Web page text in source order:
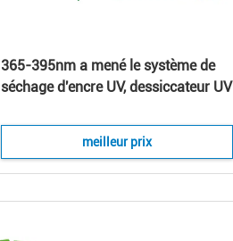
365-395nm a mené le système de
séchage d'encre UV, dessiccateur UV
compensation
meilleur prix